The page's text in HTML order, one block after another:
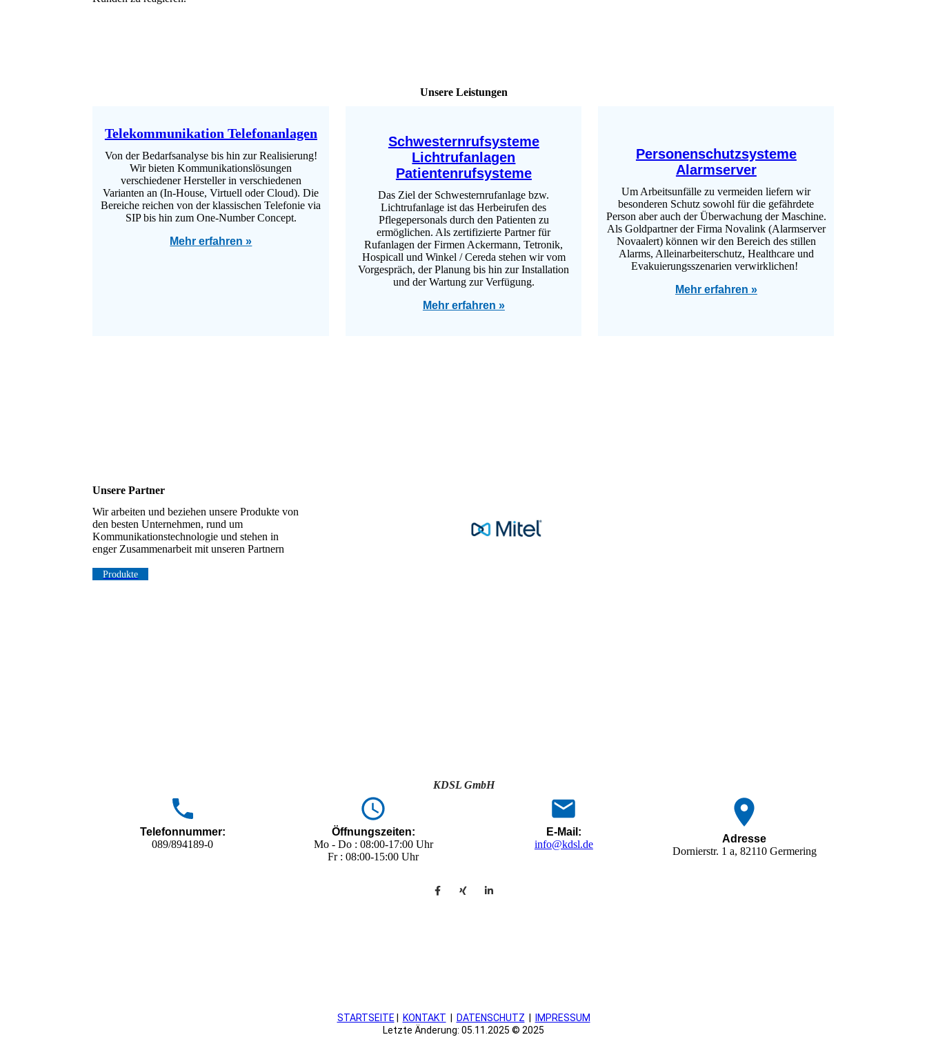
Unsere Leistungen
Telekommunikation Telefonanlagen
Von der Bedarfsanalyse bis hin zur Realisierung!
Wir bieten Kommunikationslösungen
verschiedener Hersteller in verschiedenen
Varianten an (In-House, Virtuell oder Cloud). Die
Bereiche reichen von der klassischen Telefonie via
SIP bis hin zum One-Number Concept.
Mehr erfahren »
Schwesternrufsysteme
Lichtrufanlagen
Patientenrufsysteme
Das Ziel der Schwesternrufanlage bzw.
Lichtrufanlage ist das Herbeirufen des
Pflegepersonals durch den Patienten zu
ermöglichen. Als zertifizierte Partner für
Rufanlagen der Firmen Ackermann, Tetronik,
Hospicall und Winkel / Cereda stehen wir vom
Vorgespräch, der Planung bis hin zur Installation
und der Wartung zur Verfügung.
Mehr erfahren »
Personenschutzsysteme
Alarmserver
Um Arbeitsunfälle zu vermeiden liefern wir
besonderen Schutz sowohl für die gefährdete
Person aber auch der Überwachung der Maschine.
Als Goldpartner der Firma Novalink (Alarmserver
Novaalert) können wir den Bereich des stillen
Alarms, Alleinarbeiterschutz, Healthcare und
Evakuierungsszenarien verwirklichen!
Mehr erfahren »
Unsere Partner
Wir arbeiten und beziehen unsere Produkte von
den besten Unternehmen, rund um
Kommunikationstechnologie und stehen in
enger Zusammenarbeit mit unseren Partnern
Produkte
KDSL GmbH
Telefonnummer:
089/894189-0
Öffnungszeiten:
Mo - Do : 08:00-17:00 Uhr
Fr : 08:00-15:00 Uhr
E-Mail:
info@kdsl.de
Adresse
Dornierstr. 1 a, 82110 Germering
STARTSEITE KONTAKT DATEN­SCHUTZ
IMPRESSUM
Letzte Änderung: 05.11.2025 © 2025